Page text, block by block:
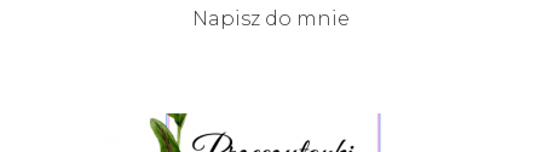
Napisz do mnie